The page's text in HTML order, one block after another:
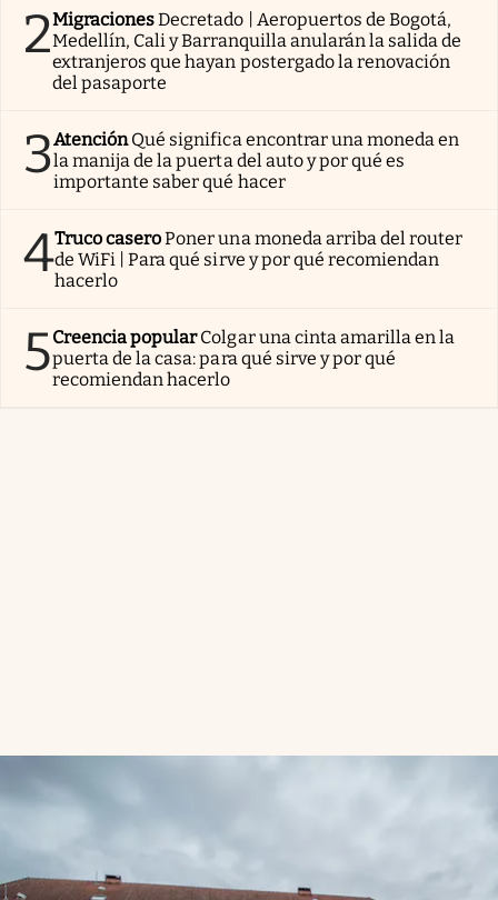
2MigracionesDecretado | Aeropuertos de Bogotá,
Medellín, Cali y Barranquilla anularán la salida de
extranjeros que hayan postergado la renovación
del pasaporte
3AtenciónQué significa encontrar una moneda en
la manija de la puerta del auto y por qué es
importante saber qué hacer
4Truco caseroPoner una moneda arriba del router
de WiFi | Para qué sirve y por qué recomiendan
hacerlo
5Creencia popularColgar una cinta amarilla en la
puerta de la casa: para qué sirve y por qué
recomiendan hacerlo